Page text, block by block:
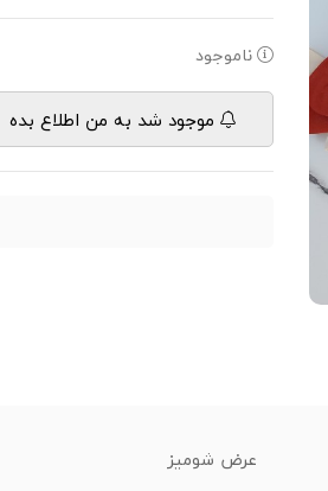
ناموجود
موجود شد به من اطلاع بده
عرض شومیز